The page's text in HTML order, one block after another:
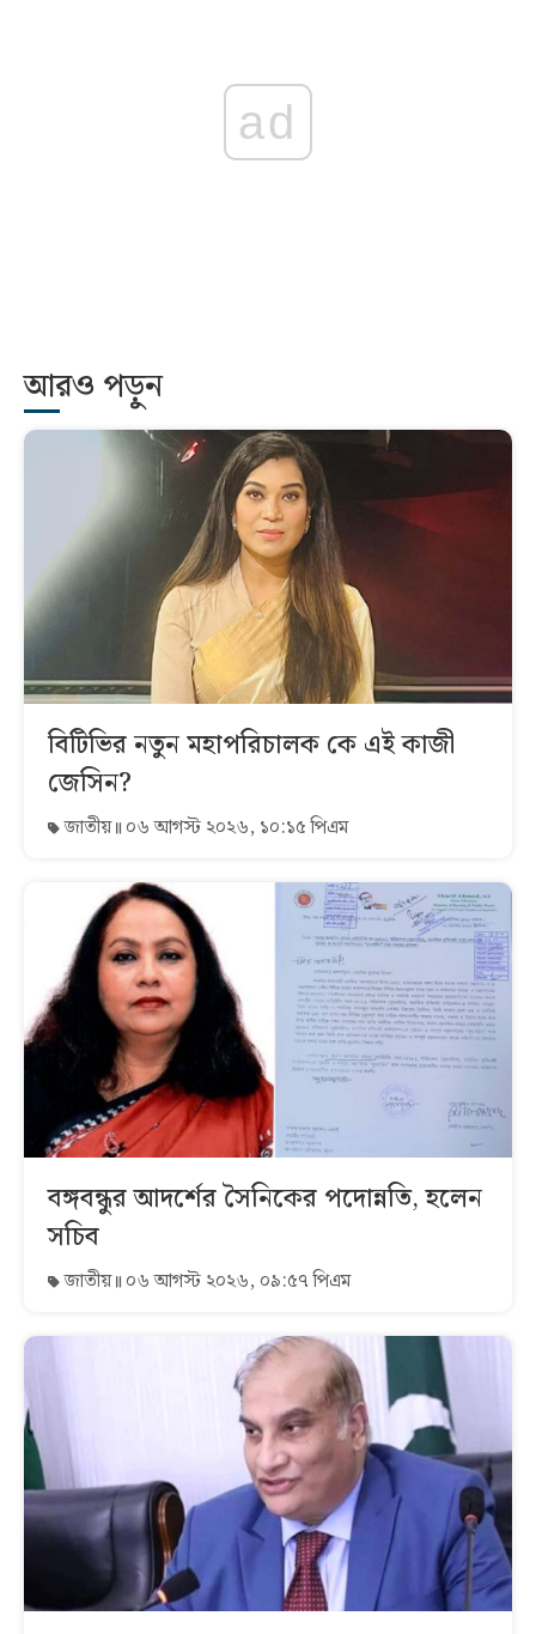
ad
আরও পড়ুন
বিটিভির নতুন মহাপরিচালক কে এই কাজী
জেসিন?
জাতীয় ০৬ আগস্ট ২০২৬, ১০:১৫ পিএম
বঙ্গবন্ধুর আদর্শের সৈনিকের পদোন্নতি, হলেন
সচিব
জাতীয় ০৬ আগস্ট ২০২৬, ০৯:৫৭ পিএম